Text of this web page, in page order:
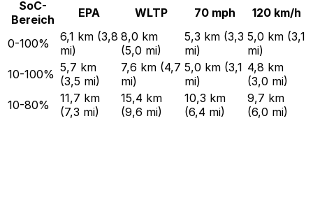
SoC-
Bereich
EPA WLTP 70 mph 120 km/h
0-100%
6,1 km (3,8
mi)
8,0 km
(5,0 mi)
5,3 km (3,3
mi)
5,0 km (3,1
mi)
10-100% 5,7 km
(3,5 mi)
7,6 km (4,7
mi)
5,0 km (3,1
mi)
4,8 km
(3,0 mi)
10-80%
11,7 km
(7,3 mi)
15,4 km
(9,6 mi)
10,3 km
(6,4 mi)
9,7 km
(6,0 mi)